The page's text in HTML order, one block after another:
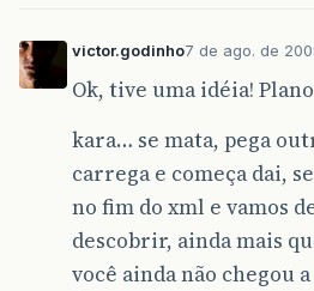
victor.godinho7 de ago. de
Ok, tive uma idéia! Plano
kara… se mata, pega
carrega e começa dai,
no fim do xml e vamos
descobrir, ainda mais
você ainda não chegou